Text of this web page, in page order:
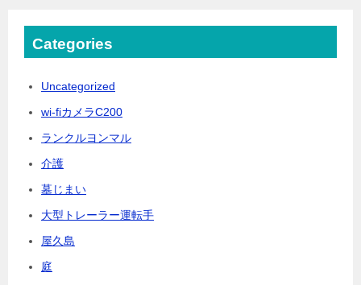
Categories
Uncategorized
wi-fiカメラC200
ランクルヨンマル
介護
墓じまい
大型トレーラー運転手
屋久島
庭